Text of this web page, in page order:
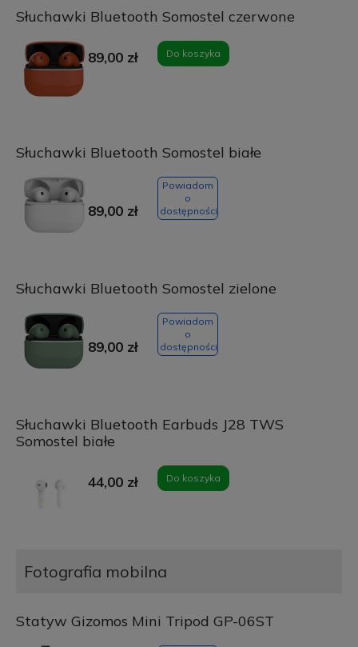
Słuchawki Bluetooth Somostel czerwone
89,00 zł Do koszyka
Słuchawki Bluetooth Somostel białe
89,00 zł
Powiadom
o
dostępności
Słuchawki Bluetooth Somostel zielone
89,00 zł
Powiadom
o
dostępności
Słuchawki Bluetooth Earbuds J28 TWS
Somostel białe
44,00 zł Do koszyka
Fotografia mobilna
Statyw Gizomos Mini Tripod GP-06ST